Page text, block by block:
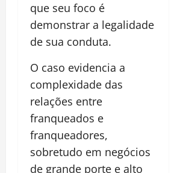
que seu foco é
demonstrar a legalidade
de sua conduta.
O caso evidencia a
complexidade das
relações entre
franqueados e
franqueadores,
sobretudo em negócios
de grande porte e alto